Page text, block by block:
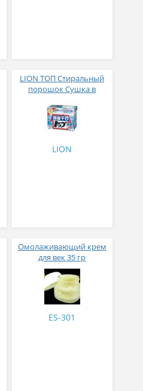
LION ТОП Стиральный
порошок Сушка в
гр
LION
Омолаживающий крем
для век 35 гр
ES-301